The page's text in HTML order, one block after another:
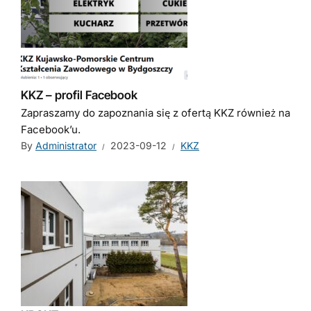
KKZ – profil Facebook
Zapraszamy do zapoznania się z ofertą KKZ również na
Facebook’u.
By Administrator 2023-09-12 KKZ